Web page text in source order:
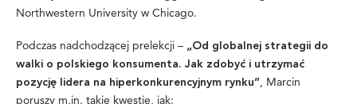
Northwestern University w Chicago.
Podczas nadchodzącej prelekcji – „Od globalnej strategii do
walki o polskiego konsumenta. Jak zdobyć i utrzymać
pozycję lidera na hiperkonkurencyjnym rynku”, Marcin
poruszy m.in. takie kwestie, jak: